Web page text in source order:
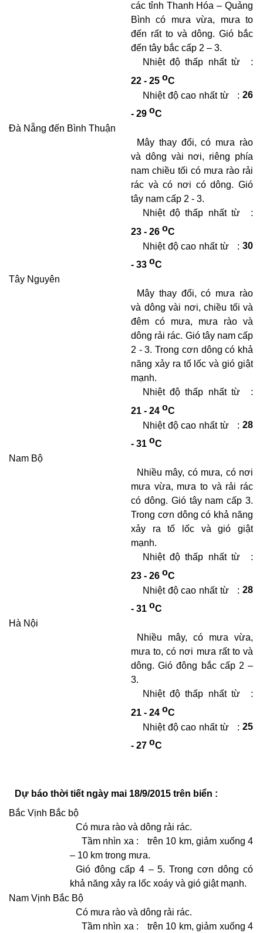
các tỉnh Thanh Hóa – Quảng
Bình có mưa vừa, mưa to
đến rất to và dông. Gió bắc
đến tây bắc cấp 2 – 3.
Nhiệt độ thấp nhất từ
:
22 - 25 oC
Nhiệt độ cao nhất từ
:26
- 29 oC
Đà Nẵng đến Bình Thuận
Mây thay đổi, có mưa rào
và dông vài nơi, riêng phía
nam chiều tối có mưa rào rải
rác và có nơi có dông. Gió
tây nam cấp 2 - 3.
Nhiệt độ thấp nhất từ
:
23 - 26 oC
Nhiệt độ cao nhất từ
:30
- 33 oC
Tây Nguyên
Mây thay đổi, có mưa rào
và dông vài nơi, chiều tối và
đêm có mưa, mưa rào và
dông rải rác. Gió tây nam cấp
2 - 3. Trong cơn dông có khả
năng xảy ra tố lốc và gió giật
mạnh.
Nhiệt độ thấp nhất từ
:
21 - 24 oC
Nhiệt độ cao nhất từ
:28
- 31 oC
Nam Bộ
Nhiều mây, có mưa, có nơi
mưa vừa, mưa to và rải rác
có dông. Gió tây nam cấp 3.
Trong cơn dông có khả năng
xảy ra tố lốc và gió giật
mạnh.
Nhiệt độ thấp nhất từ
:
23 - 26 oC
Nhiệt độ cao nhất từ
:28
- 31 oC
Hà Nội
Nhiều mây, có mưa vừa,
mưa to, có nơi mưa rất to và
dông. Gió đông bắc cấp 2 –
3.
Nhiệt độ thấp nhất từ
:
21 - 24 oC
Nhiệt độ cao nhất từ
:25
- 27 oC
Dự báo thời tiết ngày mai 18/9/2015 trên biển :
Bắc Vịnh Bắc bộ
Có mưa rào và dông rải rác.
Tầm nhìn xa :
trên 10 km, giảm xuống 4
– 10 km trong mưa.
Gió đông cấp 4 – 5. Trong cơn dông có
khả năng xảy ra lốc xoáy và gió giật mạnh.
Nam Vịnh Bắc Bộ
Có mưa rào và dông rải rác.
Tầm nhìn xa :
trên 10 km, giảm xuống 4